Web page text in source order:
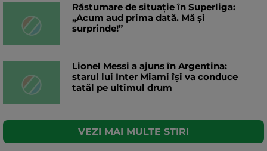
Răsturnare de situație în Superliga:
„Acum aud prima dată. Mă și
surprinde!”
Lionel Messi a ajuns în Argentina:
starul lui Inter Miami își va conduce
tatăl pe ultimul drum
VEZI MAI MULTE STIRI